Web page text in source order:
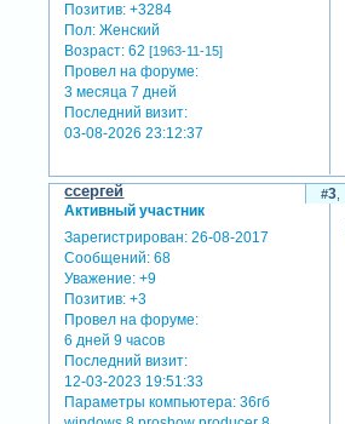
Позитив: +3284
Пол: Женский
Возраст: 62[1963-11-15]
Провел на форуме:
3 месяца 7 дней
Последний визит:
03-08-2026 23:12:37
3
cсергей
Активный участник
Зарегистрирован: 26-08-2017
Сообщений: 68
Уважение: +9
Позитив: +3
Провел на форуме:
6 дней 9 часов
Последний визит:
12-03-2023 19:51:33
Параметры компьютера: 36гб